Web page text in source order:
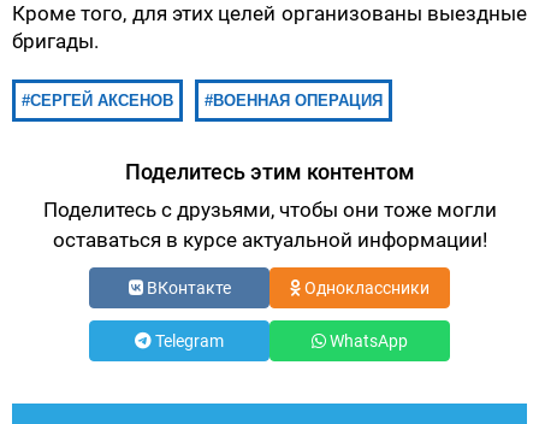
Кроме того, для этих целей организованы выездные
бригады.
СЕРГЕЙ АКСЕНОВ ВОЕННАЯ ОПЕРАЦИЯ
Поделитесь этим контентом
Поделитесь с друзьями, чтобы они тоже могли
оставаться в курсе актуальной информации!
ВКонтакте Одноклассники
Telegram WhatsApp